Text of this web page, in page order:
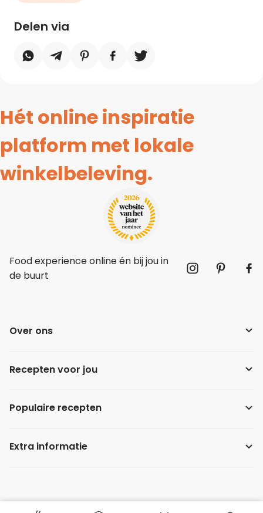
Delen via
Hét online inspiratie
platform met lokale
winkelbeleving.
Food experience online én bij jou in
de buurt
Over ons
Recepten voor jou
Populaire recepten
Extra informatie